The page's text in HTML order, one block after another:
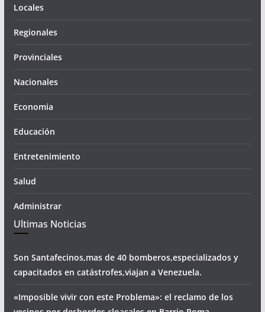
Locales
Regionales
Provinciales
Nacionales
Economia
Educación
Entretenimiento
Salud
Administrar
Ultimas Noticias
Son Santafecinos,mas de 40 bomberos,especializados y
capacitados en catástrofes,viajan a Venezuela.
«Imposible vivir con este Problema»: el reclamo de los